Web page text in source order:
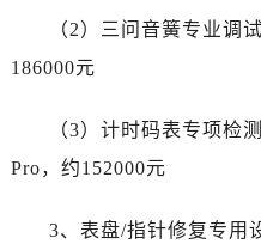
（2）三问音簧专业调
186000元
（3）计时码表专项检
Pro，约152000元
3、表盘/指针修复专用